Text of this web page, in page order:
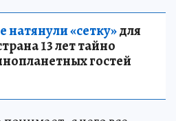
«сетку»для
13 лет тайно
гостей